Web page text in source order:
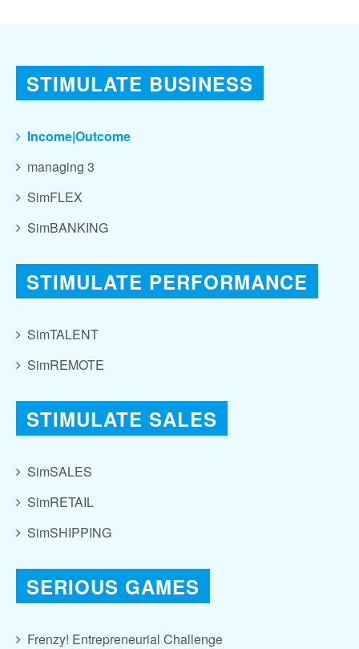
STIMULATE BUSINESS
Income|Outcome
managing 3
SimFLEX
SimBANKING
STIMULATE PERFORMANCE
SimTALENT
SimREMOTE
STIMULATE SALES
SimSALES
SimRETAIL
SimSHIPPING
SERIOUS GAMES
Frenzy! Entrepreneurial Challenge